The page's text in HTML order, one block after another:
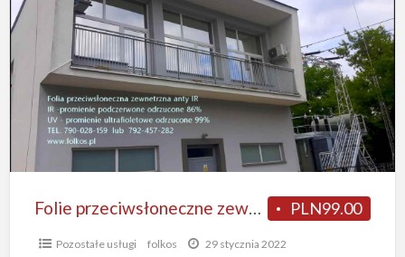
przeciwsłoneczne
zewnetrzne
Wyszków
-
Folie
ANTY
,
ANTY
PLN99.00
Folie przeciwsłoneczne zewnetrzne Wyszków -Folie ANTY IR , ANTY UV …-przyciemnianie szyb Wyszków Folie
Pozostałe usługi folkos 29 stycznia 2022